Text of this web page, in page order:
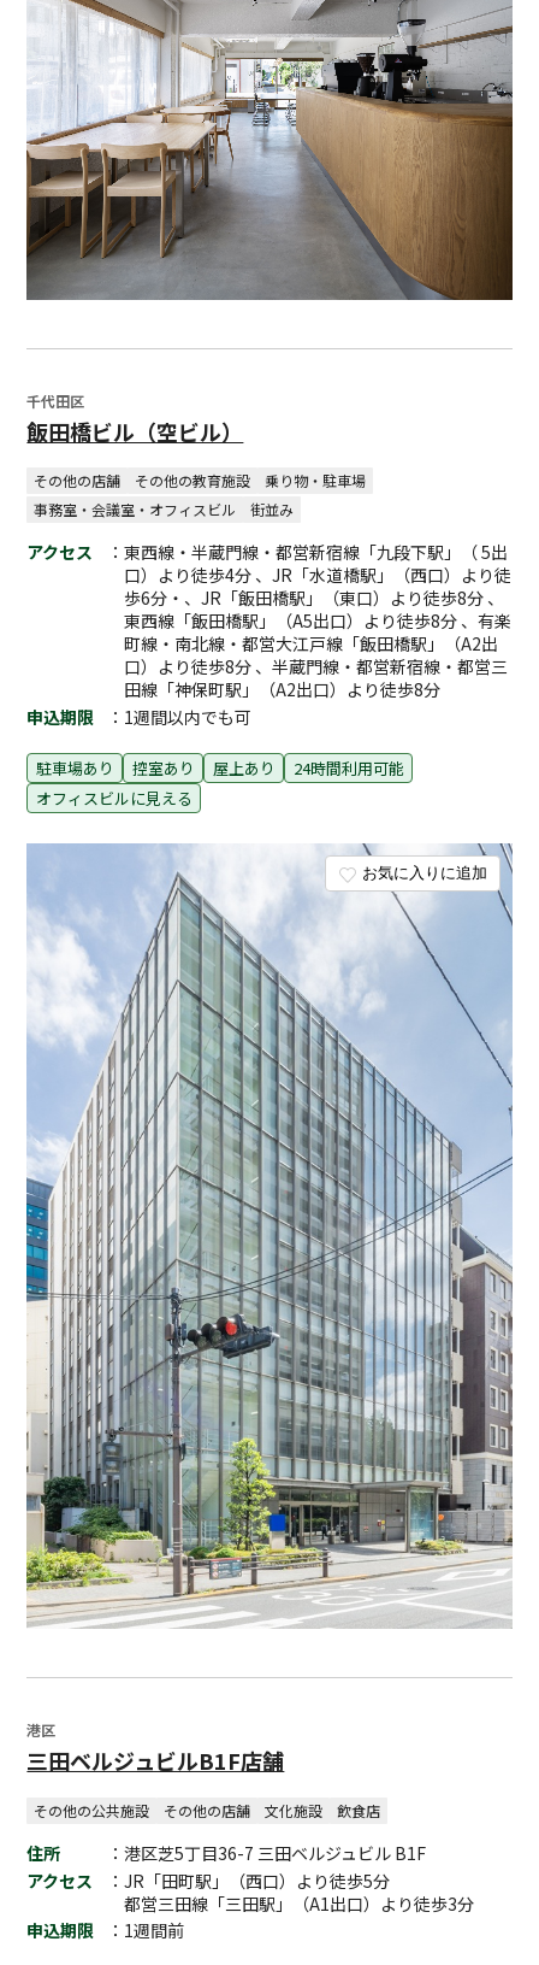
お気に入りに追加
千代田区
飯田橋ビル（空ビル）
その他の店舗 その他の教育施設
乗り物・駐車場
事務室・会議室・オフィスビル
街並み
アクセス
：東西線・半蔵門線・都営新宿線「九段下駅」（ 5出
口）より徒歩4分 、JR「水道橋駅」（西口）より徒
歩6分・、JR「飯田橋駅」（東口）より徒歩8分 、
東西線「飯田橋駅」（A5出口）より徒歩8分 、有楽
町線・南北線・都営大江戸線「飯田橋駅」（A2出
口）より徒歩8分 、半蔵門線・都営新宿線・都営三
田線「神保町駅」（A2出口）より徒歩8分
申込期限
：1週間以内でも可
駐車場あり 控室あり 屋上あり
24時間利用可能
オフィスビルに見える
港区
三田ベルジュビルB1F店舗
その他の公共施設 その他の店舗 文化施設 飲食店
住所
：港区芝5丁目36-7 三田ベルジュビル B1F
アクセス
：JR「田町駅」（西口）より徒歩5分
都営三田線「三田駅」（A1出口）より徒歩3分
申込期限
：1週間前